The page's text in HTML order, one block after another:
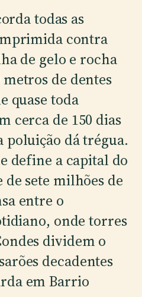
todas as
contra
de gelo e rocha
de dentes
quase toda
cerca de 150 dias
poluição dá trégua.
define a capital do
sete milhões de
entre o
onde torres
dividem o
decadentes
em Barrio